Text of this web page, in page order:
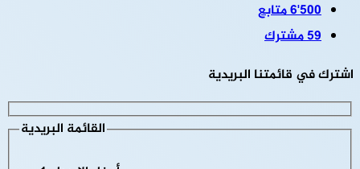
6٬500متابع
59مشترك
اشترك في قائمتنا البريدية
القائمة البريدية